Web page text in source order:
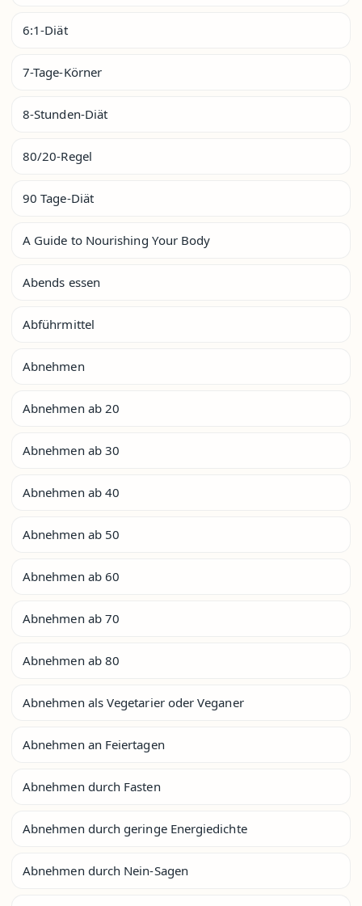
6:1-Diät
7-Tage-Körner
8-Stunden-Diät
80/20-Regel
90 Tage-Diät
A Guide to Nourishing Your Body
Abends essen
Abführmittel
Abnehmen
Abnehmen ab 20
Abnehmen ab 30
Abnehmen ab 40
Abnehmen ab 50
Abnehmen ab 60
Abnehmen ab 70
Abnehmen ab 80
Abnehmen als Vegetarier oder Veganer
Abnehmen an Feiertagen
Abnehmen durch Fasten
Abnehmen durch geringe Energiedichte
Abnehmen durch Nein-Sagen